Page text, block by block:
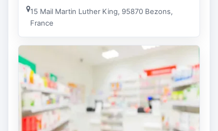
15 Mail Martin Luther King, 95870 Bezons,
France